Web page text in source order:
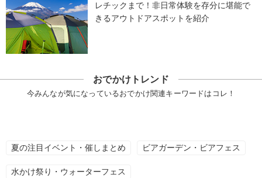
レチックまで！非日常体験を存分に堪能で
きるアウトドアスポットを紹介
おでかけトレンド
今みんなが気になっているおでかけ関連キーワードはコレ！
夏の注目イベント・催しまとめ ビアガーデン・ビアフェス
水かけ祭り・ウォーターフェス